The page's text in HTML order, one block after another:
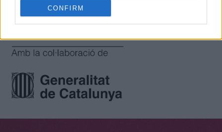
CONFIRM
Només els moderadors i l'usuari que ha fet la consulta poden
publicar-hi respostes.